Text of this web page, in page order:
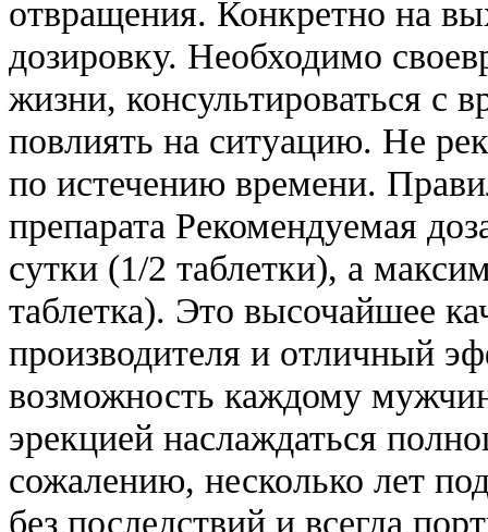
отвращения. Конкретно на
дозировку. Необходимо
жизни, консультироваться с
повлиять на ситуацию. Не
по истечению времени.
препарата Рекомендуемая
сутки (1/2 таблетки), а
таблетка). Это высочайшее
производителя и отличный
возможность каждому
эрекцией наслаждаться
сожалению, несколько лет
без последствий и всегда